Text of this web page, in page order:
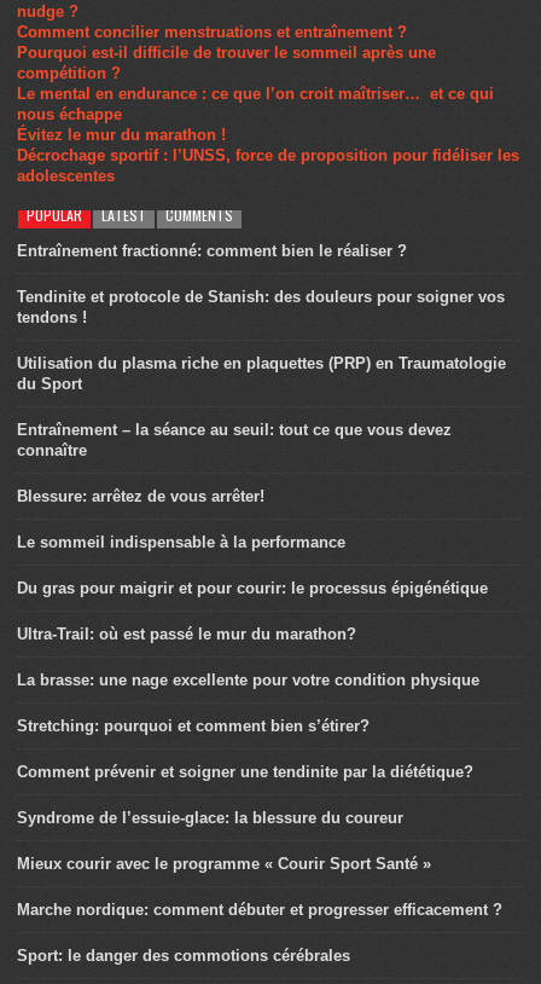
nudge ?
Comment concilier menstruations et entraînement ?
Pourquoi est-il difficile de trouver le sommeil après une
compétition ?
Le mental en endurance : ce que l’on croit maîtriser… et ce qui
nous échappe
Évitez le mur du marathon !
Décrochage sportif : l’UNSS, force de proposition pour fidéliser les
adolescentes
POPULAR LATEST COMMENTS
Entraînement fractionné: comment bien le réaliser ?
Tendinite et protocole de Stanish: des douleurs pour soigner vos
tendons !
Utilisation du plasma riche en plaquettes (PRP) en Traumatologie
du Sport
Entraînement – la séance au seuil: tout ce que vous devez
connaître
Blessure: arrêtez de vous arrêter!
Le sommeil indispensable à la performance
Du gras pour maigrir et pour courir: le processus épigénétique
Ultra-Trail: où est passé le mur du marathon?
La brasse: une nage excellente pour votre condition physique
Stretching: pourquoi et comment bien s’étirer?
Comment prévenir et soigner une tendinite par la diététique?
Syndrome de l’essuie-glace: la blessure du coureur
Mieux courir avec le programme « Courir Sport Santé »
Marche nordique: comment débuter et progresser efficacement ?
Sport: le danger des commotions cérébrales